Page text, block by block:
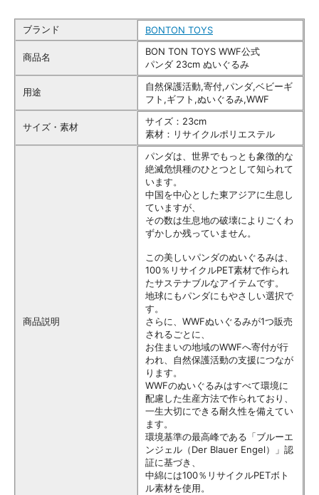
ブランド BONTON TOYS
商品名
BON TON TOYS WWF公式
パンダ 23cm ぬいぐるみ
用途
自然保護活動,寄付,パンダ,ベビーギ
フト,ギフト,ぬいぐるみ,WWF
サイズ・素材
サイズ：23cm
素材：リサイクルポリエステル
商品説明
パンダは、世界でもっとも象徴的な
絶滅危惧種のひとつとして知られて
います。
中国を中心とした東アジアに生息し
ていますが、
その数は生息地の破壊によりごくわ
ずかしか残っていません。
この美しいパンダのぬいぐるみは、
100％リサイクルPET素材で作られ
たサステナブルなアイテムです。
地球にもパンダにもやさしい選択で
す。
さらに、WWFぬいぐるみが1つ販売
されるごとに、
お住まいの地域のWWFへ寄付が行
われ、自然保護活動の支援につなが
ります。
WWFのぬいぐるみはすべて環境に
配慮した生産方法で作られており、
一生大切にできる耐久性を備えてい
ます。
環境基準の最高峰である「ブルーエ
ンジェル（Der Blauer Engel）」認
証に基づき、
中綿には100％リサイクルPETボト
ル素材を使用。